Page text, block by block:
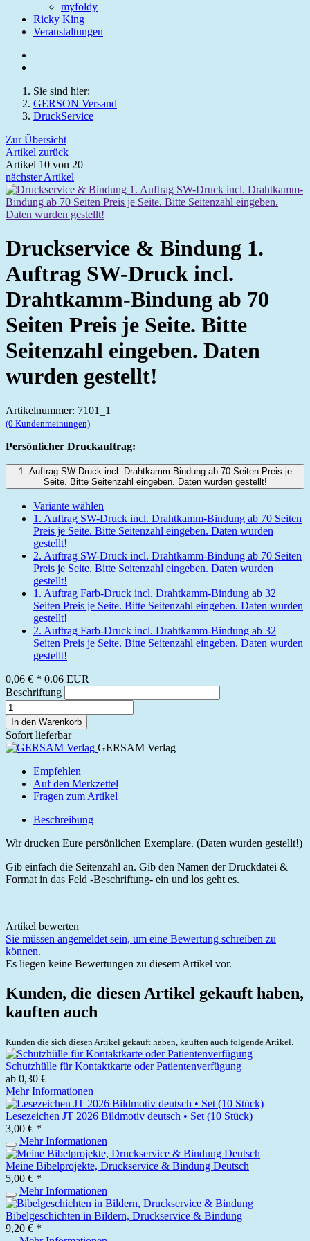
myfoldy
Ricky King
Veranstaltungen
Sie sind hier:
GERSON Versand
DruckService
Zur Übersicht
Artikel zurück
Artikel 10 von 20
nächster Artikel
Druckservice & Bindung 1.
Auftrag SW-Druck incl.
Drahtkamm-Bindung ab 70
Seiten Preis je Seite. Bitte
Seitenzahl eingeben. Daten
wurden gestellt!
Artikelnummer: 7101_1
(0 Kundenmeinungen)
Persönlicher Druckauftrag:
1. Auftrag SW-Druck incl. Drahtkamm-Bindung ab 70 Seiten Preis je
Seite. Bitte Seitenzahl eingeben. Daten wurden gestellt!
Variante wählen
1. Auftrag SW-Druck incl. Drahtkamm-Bindung ab 70 Seiten
Preis je Seite. Bitte Seitenzahl eingeben. Daten wurden
gestellt!
2. Auftrag SW-Druck incl. Drahtkamm-Bindung ab 70 Seiten
Preis je Seite. Bitte Seitenzahl eingeben. Daten wurden
gestellt!
1. Auftrag Farb-Druck incl. Drahtkamm-Bindung ab 32
Seiten Preis je Seite. Bitte Seitenzahl eingeben. Daten wurden
gestellt!
2. Auftrag Farb-Druck incl. Drahtkamm-Bindung ab 32
Seiten Preis je Seite. Bitte Seitenzahl eingeben. Daten wurden
gestellt!
0,06 € * 0.06 EUR
Beschriftung
In den Warenkorb
Sofort lieferbar
GERSAM Verlag
Empfehlen
Auf den Merkzettel
Fragen zum Artikel
Beschreibung
Wir drucken Eure persönlichen Exemplare. (Daten wurden gestellt!)
Gib einfach die Seitenzahl an. Gib den Namen der Druckdatei &
Format in das Feld -Beschriftung- ein und los geht es.
Artikel bewerten
Sie müssen angemeldet sein, um eine Bewertung schreiben zu
können.
Es liegen keine Bewertungen zu diesem Artikel vor.
Kunden, die diesen Artikel gekauft haben,
kauften auch
Kunden die sich diesen Artikel gekauft haben, kauften auch folgende Artikel.
Schutzhülle für Kontaktkarte oder Patientenverfügung
ab 0,30 €
Mehr Informationen
Lesezeichen JT 2026 Bildmotiv deutsch • Set (10 Stück)
3,00 € *
Mehr Informationen
Meine Bibelprojekte, Druckservice & Bindung Deutsch
5,00 € *
Mehr Informationen
Bibelgeschichten in Bildern, Druckservice & Bindung
9,20 € *